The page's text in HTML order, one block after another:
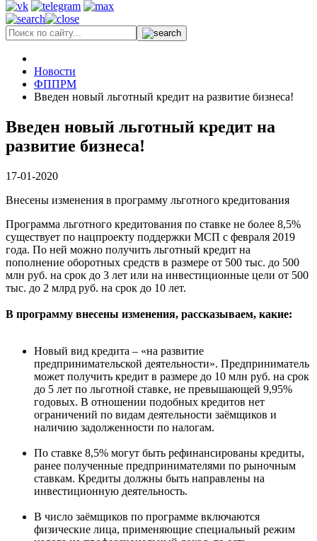
Новости
ФППРМ
Введен новый льготный кредит на развитие бизнеса!
Введен новый льготный кредит на
развитие бизнеса!
17-01-2020
Внесены изменения в программу льготного кредитования
Программа льготного кредитования по ставке не более 8,5%
существует по нацпроекту поддержки МСП с февраля 2019
года. По ней можно получить льготный кредит на
пополнение оборотных средств в размере от 500 тыс. до 500
млн руб. на срок до 3 лет или на инвестиционные цели от 500
тыс. до 2 млрд руб. на срок до 10 лет.
В программу внесены изменения, рассказываем, какие:
Новый вид кредита – «на развитие
предпринимательской деятельности». Предприниматель
может получить кредит в размере до 10 млн руб. на срок
до 5 лет по льготной ставке, не превышающей 9,95%
годовых. В отношении подобных кредитов нет
ограничений по видам деятельности заёмщиков и
наличию задолженности по налогам.
По ставке 8,5% могут быть рефинансированы кредиты,
ранее полученные предпринимателями по рыночным
ставкам. Кредиты должны быть направлены на
инвестиционную деятельность.
В число заёмщиков по программе включаются
физические лица, применяющие специальный режим